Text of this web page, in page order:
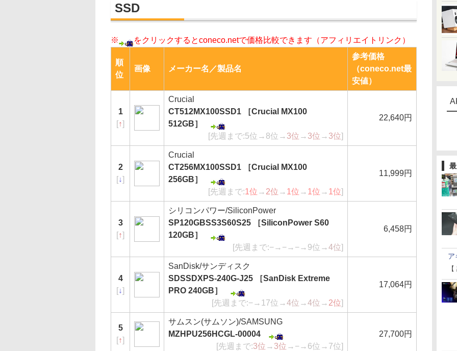
ア
SSD
※ をクリックするとconeco.netで価格比較できます（アフィリエイトリンク）
順
位
画像 メーカー名／製品名
参考価格
（coneco.net最
安値）
1
[↑]
Crucial
CT512MX100SSD1 ［Crucial MX100
512GB］
[先週まで:5位→8位→ 3位 → 3位 → 3位]
22,640円
2
[↓]
Crucial
CT256MX100SSD1 ［Crucial MX100
256GB］
[先週まで:1位 → 2位 → 1位 → 1位 → 1位]
11,999円
3
[↑]
シリコンパワー/SiliconPower
SP120GBSS3S60S25 ［SiliconPower S60
120GB］
[先週まで:−→−→−→9位→4位]
6,458円
4
[↓]
SanDisk/サンディスク
SDSSDXPS-240G-J25 ［SanDisk Extreme
PRO 240GB］
[先週まで:−→17位→4位 →4位 → 2位]
17,064円
5
[↑]
サムスン(サムソン)/SAMSUNG
MZHPU256HCGL-00004
[先週まで:3位 → 3位 →−→6位→7位]
27,700円